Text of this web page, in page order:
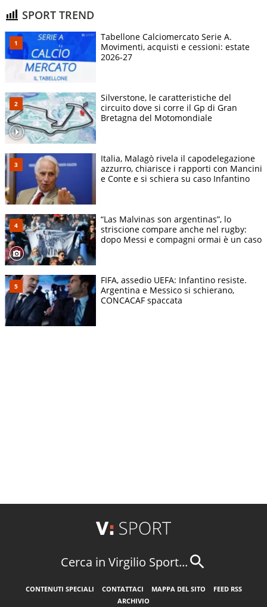
SPORT TREND
Tabellone Calciomercato Serie A.
Movimenti, acquisti e cessioni: estate
2026-27
Silverstone, le caratteristiche del
circuito dove si corre il Gp di Gran
Bretagna del Motomondiale
Italia, Malagò rivela il capodelegazione
azzurro, chiarisce i rapporti con Mancini
e Conte e si schiera su caso Infantino
“Las Malvinas son argentinas”, lo
striscione compare anche nel rugby:
dopo Messi e compagni ormai è un caso
FIFA, assedio UEFA: Infantino resiste.
Argentina e Messico si schierano,
CONCACAF spaccata
Cerca in Virgilio Sport...
CONTENUTI SPECIALI CONTATTACI MAPPA DEL SITO
FEED RSS
ARCHIVIO